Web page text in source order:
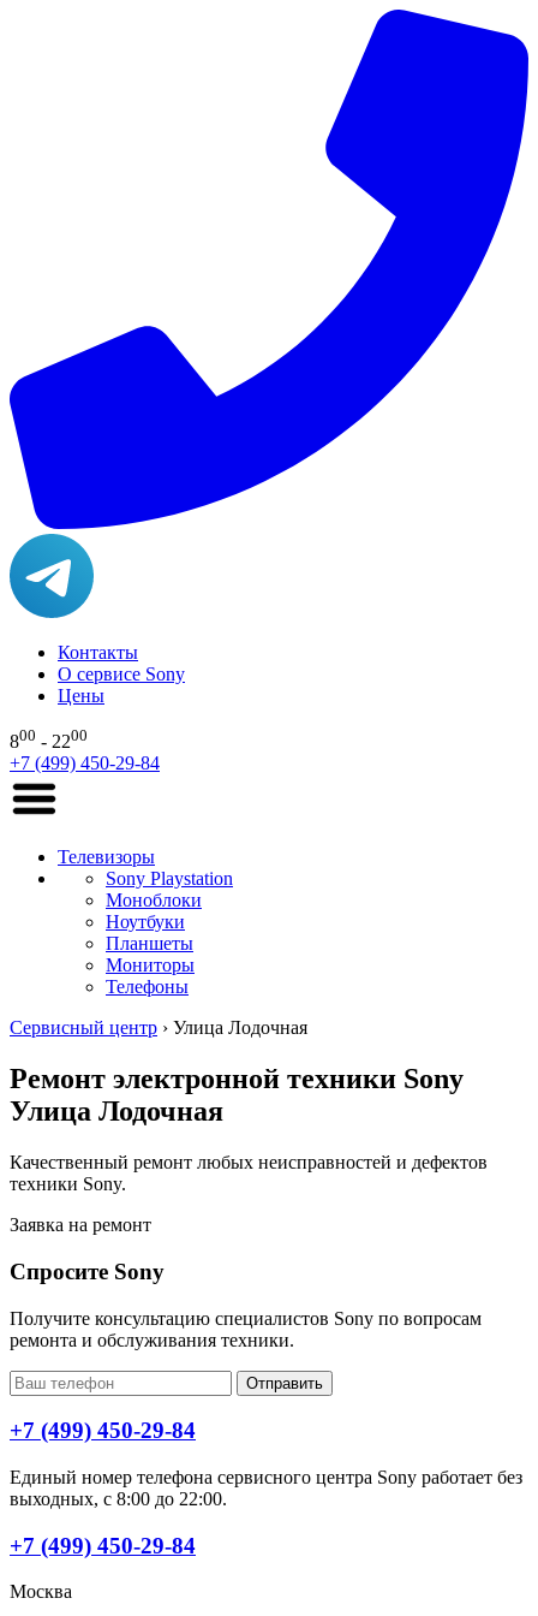
Контакты
О сервисе Sony
Цены
800 - 2200
+7 (499) 450-29-84
Телевизоры
Sony Playstation
Моноблоки
Ноутбуки
Планшеты
Мониторы
Телефоны
Сервисный центр › Улица Лодочная
Ремонт электронной техники Sony
Улица Лодочная
Качественный ремонт любых неисправностей и дефектов
техники Sony.
Заявка на ремонт
Спросите Sony
Получите консультацию специалистов Sony по вопросам
ремонта и обслуживания техники.
Отправить
+7 (499) 450-29-84
Единый номер телефона сервисного центра Sony работает без
выходных, с 8:00 до 22:00.
+7 (499) 450-29-84
Москва